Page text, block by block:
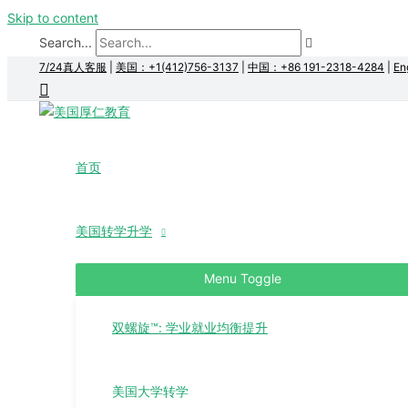
Skip to content
Search...
7/24真人客服 美国：+1(412)756-3137 中国：+86 191-2318-4284
首页
美国转学升学
Menu Toggle
双螺旋™: 学业就业均衡提升
美国大学转学